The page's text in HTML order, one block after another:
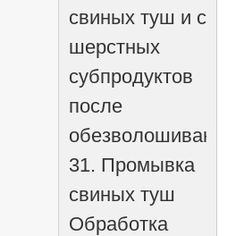
свиных туш и с
шерстных
субпродуктов
после
обезволошивания
31. Промывка
свиных туш
Обработка